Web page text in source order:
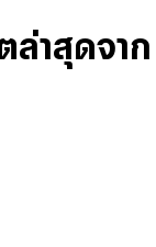
ล่าสุดจาก